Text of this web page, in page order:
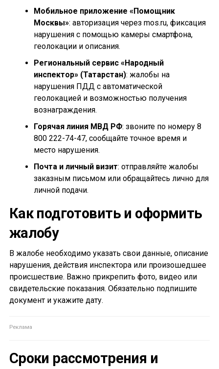
Мобильное приложение «Помощник
Москвы»: авторизация через mos.ru, фиксация
нарушения с помощью камеры смартфона,
геолокации и описания.
Региональный сервис «Народный
инспектор» (Татарстан): жалобы на
нарушения ПДД с автоматической
геолокацией и возможностью получения
вознаграждения.
Горячая линия МВД РФ: звоните по номеру 8
800 222-74-47, сообщайте точное время и
место нарушения.
Почта и личный визит: отправляйте жалобы
заказным письмом или обращайтесь лично для
личной подачи.
Как подготовить и оформить
жалобу
В жалобе необходимо указать свои данные, описание
нарушения, действия инспектора или произошедшее
происшествие. Важно прикрепить фото, видео или
свидетельские показания. Обязательно подпишите
документ и укажите дату.
Сроки рассмотрения и